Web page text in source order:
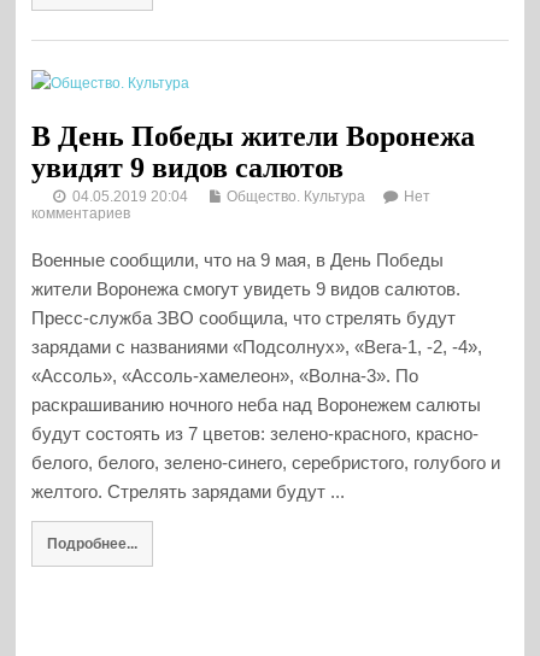
В День Победы жители Воронежа
увидят 9 видов салютов
04.05.2019 20:04 Общество. Культура
Нет
комментариев
Военные сообщили, что на 9 мая, в День Победы
жители Воронежа смогут увидеть 9 видов салютов.
Пресс-служба ЗВО сообщила, что стрелять будут
зарядами с названиями «Подсолнух», «Вега-1, -2, -4»,
«Ассоль», «Ассоль-хамелеон», «Волна-3». По
раскрашиванию ночного неба над Воронежем салюты
будут состоять из 7 цветов: зелено-красного, красно-
белого, белого, зелено-синего, серебристого, голубого и
желтого. Стрелять зарядами будут ...
Подробнее...